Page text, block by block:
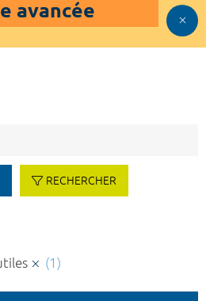
avancée
RECHERCHER
(1)